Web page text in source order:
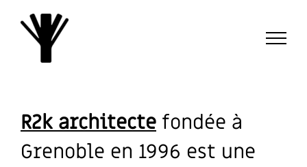
contenu
R2k architecte fondée à
Grenoble en 1996 est une